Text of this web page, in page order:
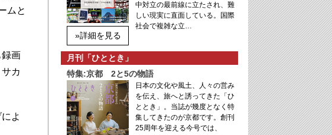
ムと
画
カ
よ
»詳細を見る
中対立の最前線に立たされ、難
しい現実に直面している。国際
社会で複雑な立…
月刊「ひととき」
特集:京都 2と5の物語
日本の文化や風土、人々の営み
を伝え、旅へと誘ってきた「ひ
ととき」。当誌が幾度となく特
集してきたのが京都です。創刊
25周年を迎える今号では、